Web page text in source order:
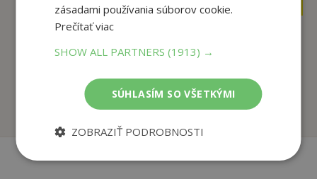
Si ako slnko Skúšky
Na sklade
zásadami používania súborov cookie.
Prečítať viac
SHOW ALL PARTNERS(1913) →
SÚHLASÍM SO VŠETKÝMI
ZOBRAZIŤ PODROBNOSTI